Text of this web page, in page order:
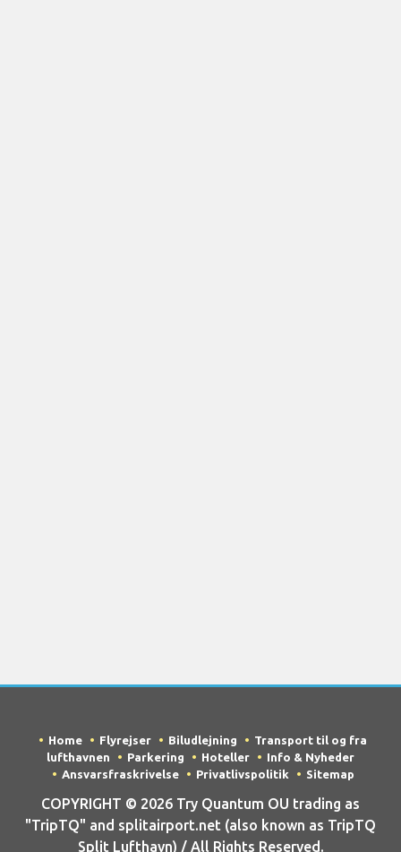
Home Flyrejser Biludlejning
Transport til og fra
lufthavnen
Parkering Hoteller
Info & Nyheder
Ansvarsfraskrivelse
Privatlivspolitik Sitemap
COPYRIGHT © 2026 Try Quantum OU trading as
"TripTQ" and splitairport.net (also known as TripTQ
Split Lufthavn) / All Rights Reserved.